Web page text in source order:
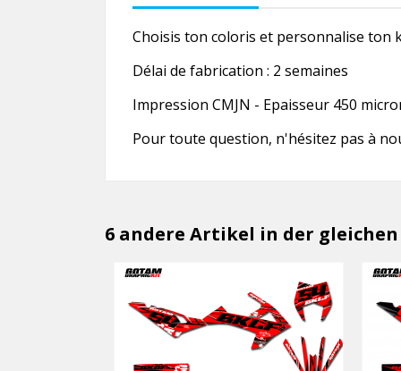
Choisis ton coloris et personnalise ton
Délai de fabrication : 2 semaines
Impression CMJN - Epaisseur 450
Pour toute question, n'hésitez pas à
6 andere Artikel in der